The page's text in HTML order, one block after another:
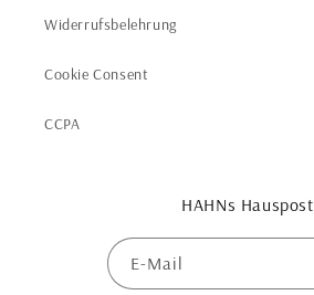
Widerrufsbelehrung
Cookie Consent
CCPA
HAHNs Hauspost
E-Mail